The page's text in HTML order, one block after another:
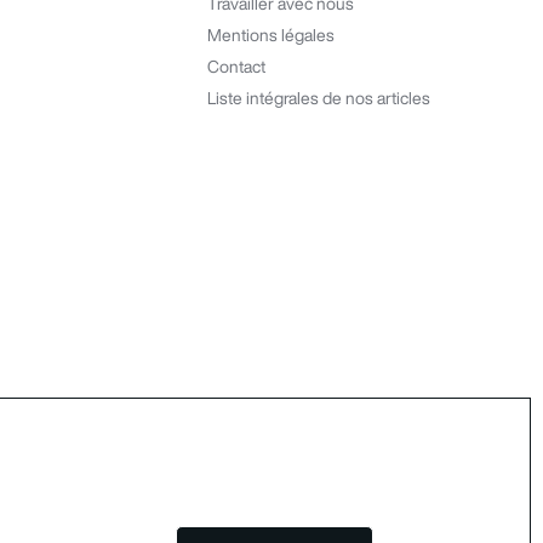
Travailler avec nous
Mentions légales
Contact
Liste intégrales de nos articles